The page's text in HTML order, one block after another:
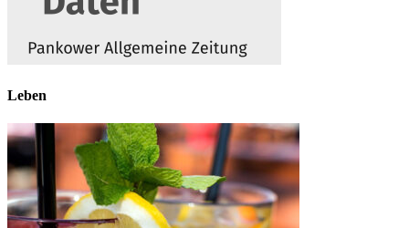
Leben